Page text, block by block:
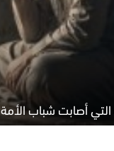
التي أصابت شباب الأمة